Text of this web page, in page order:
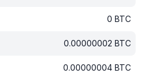
0 BTC
0.00000002 BTC
0.00000004 BTC